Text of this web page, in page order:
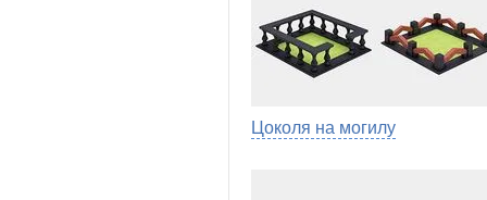
Цоколя на могилу